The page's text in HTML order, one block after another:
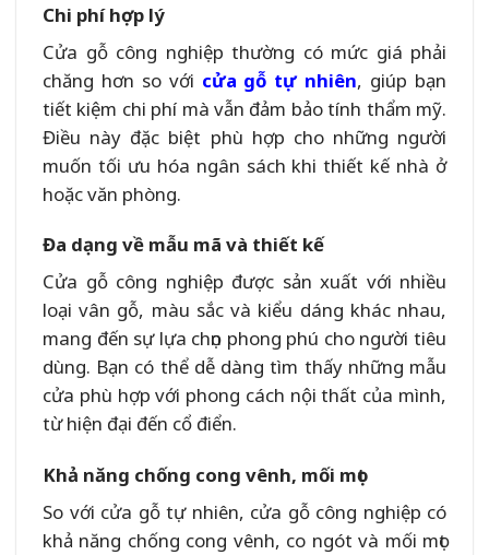
Chi phí hợp lý
Cửa gỗ công nghiệp thường có mức giá phải
chăng hơn so với cửa gỗ tự nhiên, giúp bạn
tiết kiệm chi phí mà vẫn đảm bảo tính thẩm mỹ.
Điều này đặc biệt phù hợp cho những người
muốn tối ưu hóa ngân sách khi thiết kế nhà ở
hoặc văn phòng.
Đa dạng về mẫu mã và thiết kế
Cửa gỗ công nghiệp được sản xuất với nhiều
loại vân gỗ, màu sắc và kiểu dáng khác nhau,
mang đến sự lựa chọn phong phú cho người tiêu
dùng. Bạn có thể dễ dàng tìm thấy những mẫu
cửa phù hợp với phong cách nội thất của mình,
từ hiện đại đến cổ điển.
Khả năng chống cong vênh, mối mọt
So với cửa gỗ tự nhiên, cửa gỗ công nghiệp có
khả năng chống cong vênh, co ngót và mối mọt